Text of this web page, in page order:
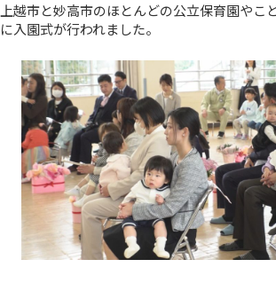
上越市と妙高市のほとんどの公立保育園やこ
に入園式が行われました。